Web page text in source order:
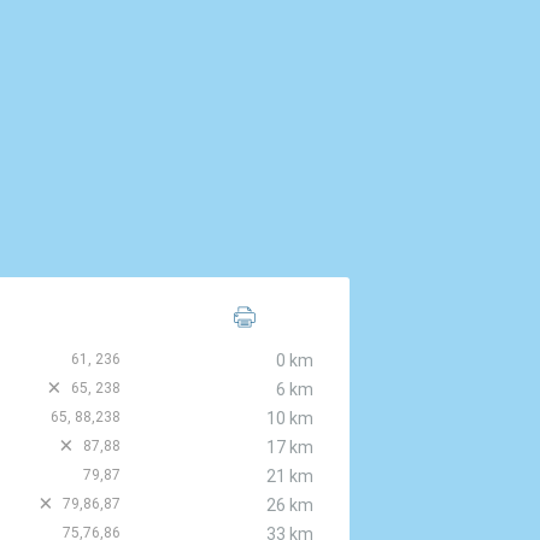
61, 236 0 km
D 65, 238 6 km
65, 88,238 10 km
D 87,88 17 km
79,87 21 km
D 79,86,87 26 km
75,76,86 33 km